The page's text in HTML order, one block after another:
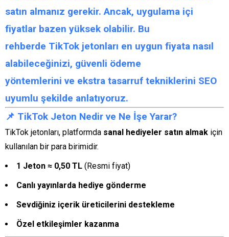
satın almanız gerekir. Ancak, uygulama içi
fiyatlar bazen yüksek olabilir. Bu
rehberde TikTok jetonları en uygun fiyata nasıl
alabileceğinizi, güvenli ödeme
yöntemlerini ve ekstra tasarruf tekniklerini SEO
uyumlu şekilde anlatıyoruz.
📌 TikTok Jeton Nedir ve Ne İşe Yarar?
TikTok jetonları, platformda sanal hediyeler satın almak için
kullanılan bir para birimidir.
1 Jeton ≈ 0,50 TL (Resmi fiyat)
Canlı yayınlarda hediye gönderme
Sevdiğiniz içerik üreticilerini destekleme
Özel etkileşimler kazanma